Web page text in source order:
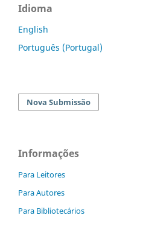
Idioma
English
Português (Portugal)
Nova Submissão
Informações
Para Leitores
Para Autores
Para Bibliotecários